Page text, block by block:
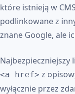
które istnieją w
podlinkowane z
znane Google, ale
Najbezpieczniejszy
<a href> z
wyłącznie przez